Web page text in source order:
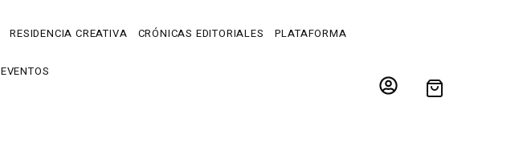
RESIDENCIA CREATIVA CRÓNICAS EDITORIALES PLATAFORMA
EVENTOS